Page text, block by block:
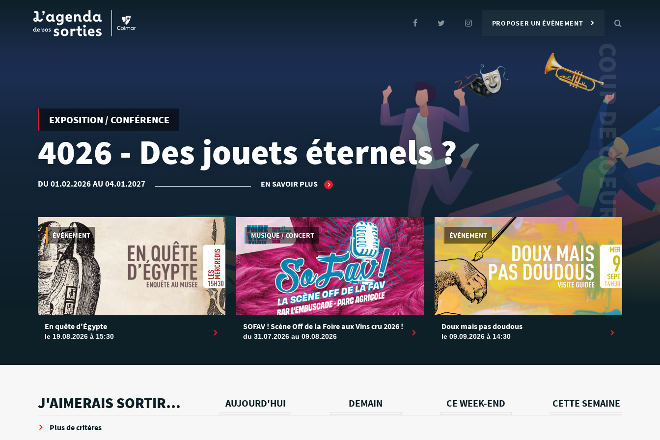
PROPOSER UN ÉVÉNEMENT
EXPOSITION / CONFÉRENCE
4026 - Des jouets éternels ?
DU 01.02.2026 AU 04.01.2027 EN SAVOIR PLUS
ÉVÉNEMENT
En quête d'Égypte
le 19.08.2026 à 15:30
MUSIQUE / CONCERT
SOFAV ! Scène Off de la Foire aux Vins cru 2026 !
du 31.07.2026 au 09.08.2026
ÉVÉNEMENT
Doux mais pas doudous
le 09.09.2026 à 14:30
J'AIMERAIS SORTIR… AUJOURD'HUI DEMAIN CE WEEK-END CETTE SEMAINE
Plus de critères